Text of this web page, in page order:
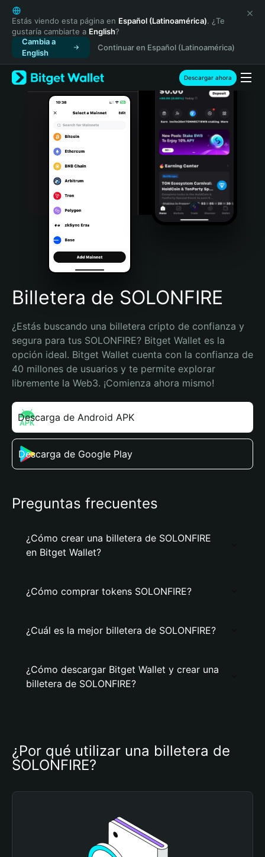
English
日本語
Tiếng Việt
Русский
Español (Latinoamérica)
Türkçe
Italiano
Português (Portugal)
Bahasa Indonesia
Português (Brasil)
Español (Argentina)
Estás viendo esta página en Español (Latinoamérica). ¿Te
gustaría cambiarte a English?
Cambia a
English
Continuar en Español (Latinoamérica)
Descargar ahora
Billetera de SOLONFIRE
¿Estás buscando una billetera cripto de confianza y
segura para tus SOLONFIRE? Bitget Wallet es la
opción ideal. Bitget Wallet cuenta con la confianza de
40 millones de usuarios y te permite explorar
libremente la Web3. ¡Comienza ahora mismo!
Descarga de Android APK
Descarga de Google Play
Preguntas frecuentes
¿Cómo crear una billetera de SOLONFIRE
en Bitget Wallet?
¿Cómo comprar tokens SOLONFIRE?
¿Cuál es la mejor billetera de SOLONFIRE?
¿Cómo descargar Bitget Wallet y crear una
billetera de SOLONFIRE?
¿Por qué utilizar una billetera de
SOLONFIRE?